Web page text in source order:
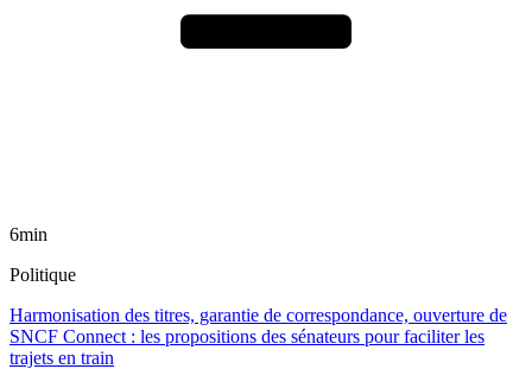
6min
Politique
Harmonisation des titres, garantie de correspondance, ouverture de
SNCF Connect : les propositions des sénateurs pour faciliter les
trajets en train